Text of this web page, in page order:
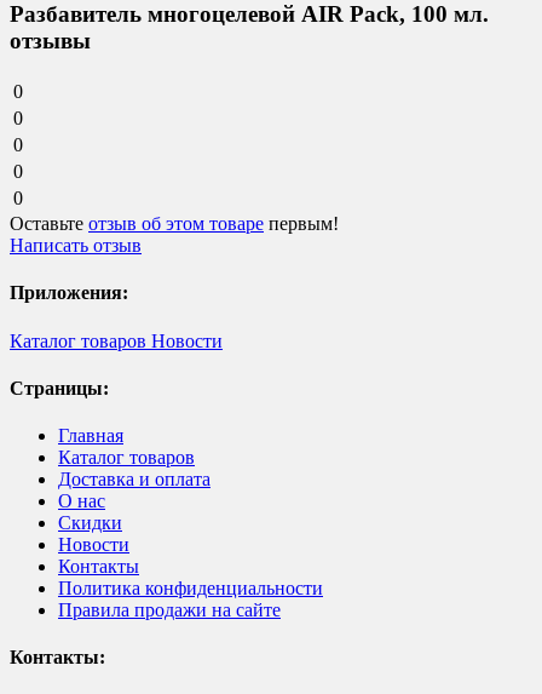
Разбавитель многоцелевой AIR Pack, 100 мл.
отзывы
0
0
0
0
0
Оставьте отзыв об этом товаре первым!
Написать отзыв
Приложения:
Каталог товаров Новости
Страницы:
Главная
Каталог товаров
Доставка и оплата
О нас
Скидки
Новости
Контакты
Политика конфиденциальности
Правила продажи на сайте
Контакты: